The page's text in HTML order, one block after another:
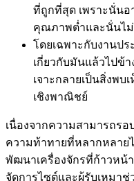
ที่ถูกที่สุด เพราะนั่น
คุณภาพต่ำและนั่นไม่
โดยเฉพาะกับงานปร
เกี่ยวกับมันแล้วไปข้
เจาะกลายเป็นสิ่งพบ
เชิงพาณิชย์
เนื่องจากความสามารถร
ความท้าทายที่หลากหลาย
พัฒนาเครื่องจักรที่ก้าวหน้
จัดการไซต์และผู้รับเหมาช่